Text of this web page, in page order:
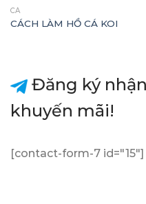
CÁ
CÁCH LÀM HỒ CÁ KOI
Đăng ký
khuyến mãi!
[contact-form-7 id="15"]